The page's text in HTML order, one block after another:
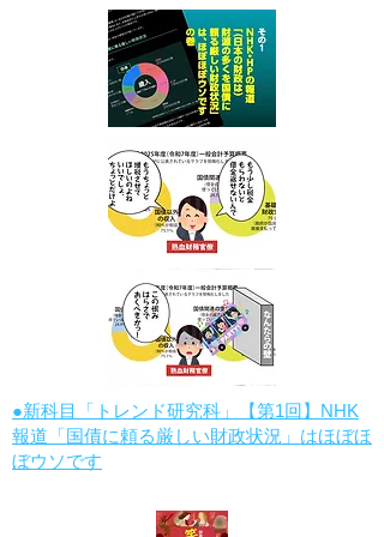
●新科目「トレンド研究科」【第1回】NHK
報道「国債に頼る厳しい財政状況」はほぼほ
ぼウソです